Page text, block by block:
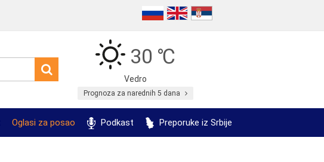
30 ℃
Vedro
Prognoza za narednih 5 dana
Oglasi za posao Podkast Preporuke iz Srbije